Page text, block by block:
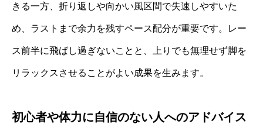
きる一方、折り返しや向かい風区間で失速しやすいた
め、ラストまで余力を残すペース配分が重要です。レー
ス前半に飛ばし過ぎないことと、上りでも無理せず脚を
リラックスさせることがよい成果を生みます。
初心者や体力に自信のない人へのアドバイス